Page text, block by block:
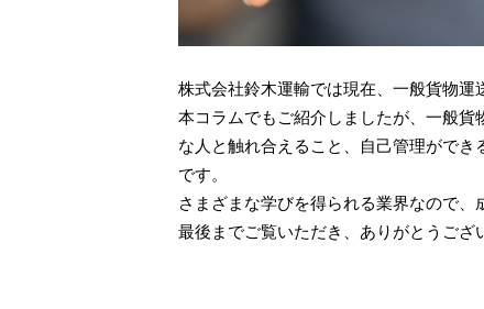
株式会社鈴木運輸では現在、一般貨物運
本コラムでもご紹介しましたが、一般貨
な人と触れ合えること、自己管理がで
です。
さまざまな学びを得られる業界なので、
最後までご覧いただき、ありがとうござ